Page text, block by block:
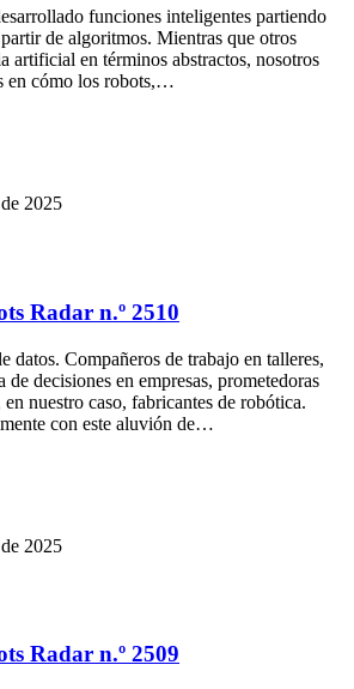
funciones inteligentes partiendo
de algoritmos. Mientras que otros
artificial en términos abstractos, nosotros
en cómo los robots,…
2025
Radar n.º 2510
datos. Compañeros de trabajo en talleres,
de decisiones en empresas, prometedoras
nuestro caso, fabricantes de robótica.
con este aluvión de…
2025
Radar n.º 2509